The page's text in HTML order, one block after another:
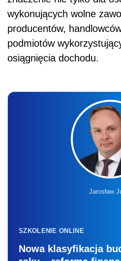
Jarosław
Nowa klasyfikacja
roku – reforma
26.08.2026 r., 9:00-13:00
Liczba miejsc ograniczona
W związku z takim
więc pytanie o sposób